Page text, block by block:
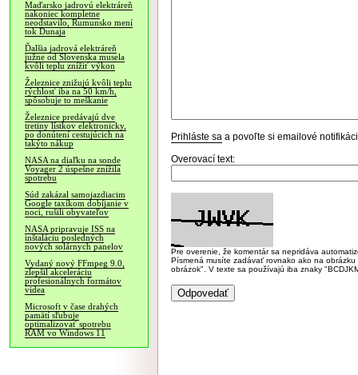
Maďarsko jadrovú elektráreň
nakoniec kompletne
neodstavilo, Rumunsko mení
tok Dunaja
Ďalšia jadrová elektráreň
južne od Slovenska musela
kvôli teplu znížiť výkon
Železnice znižujú kvôli teplu
rýchlosť iba na 50 km/h,
spôsobuje to meškanie
Železnice predávajú dve
tretiny lístkov elektronicky,
po donútení cestujúcich na
takýto nákup
NASA na diaľku na sonde
Voyager 2 úspešne znížila
spotrebu
Súd zakázal samojazdiacim
Google taxíkom dobíjanie v
noci, rušili obyvateľov
NASA pripravuje ISS na
inštaláciu posledných
nových solárnych panelov
Vydaný nový FFmpeg 9.0,
zlepšil akceleráciu
profesionálnych formátov
videa
Microsoft v čase drahých
pamätí sľubuje
optimalizovať spotrebu
RAM vo Windows 11
Prihláste sa a povoľte si emailové
Overovací text:
Pre overenie, že komentár sa nepridáva
Písmená musíte zadávať rovnako ako na
obrázok". V texte sa používajú iba znaky